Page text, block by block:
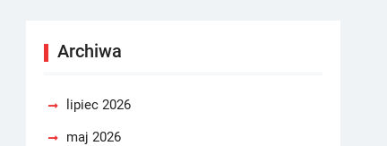
Archiwa
lipiec 2026
maj 2026